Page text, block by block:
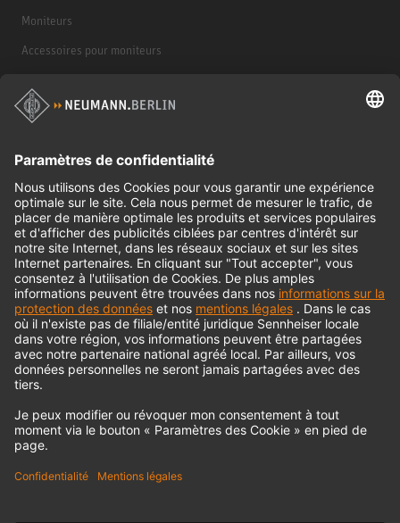
Moniteurs
Accessoires pour moniteurs
Produits historiques
© 2018 - 2026Georg Neumann GmbH
Impression
Politique de confidentialité
Conditions générales